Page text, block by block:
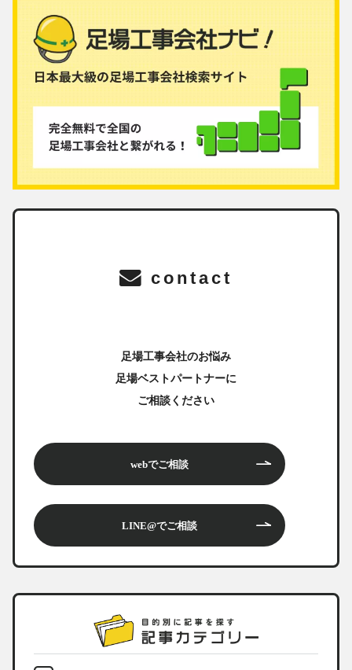
contact
足場工事会社のお悩み
足場ベストパートナーに
ご相談ください
webでご相談
LINE@でご相談